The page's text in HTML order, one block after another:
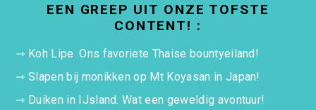
EEN GREEP UIT ONZE TOFSTE
CONTENT! :
⇾ Koh Lipe. Ons favoriete Thaise bountyeiland!
⇾Slapen bij monikken op Mt Koyasan in Japan!
⇾ Duiken in IJsland. Wat een geweldig avontuur!